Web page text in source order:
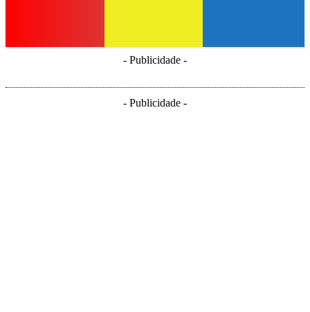
- Publicidade -
- Publicidade -